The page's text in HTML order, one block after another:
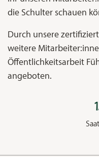
die Schulter schauen
Durch unsere
weitere
Öffentlichkeitsarbeit
angeboten.